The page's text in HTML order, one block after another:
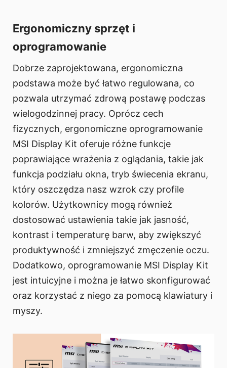
Ergonomiczny sprzęt i
oprogramowanie
Dobrze zaprojektowana, ergonomiczna
podstawa może być łatwo regulowana, co
pozwala utrzymać zdrową postawę podczas
wielogodzinnej pracy. Oprócz cech
fizycznych, ergonomiczne oprogramowanie
MSI Display Kit oferuje różne funkcje
poprawiające wrażenia z oglądania, takie jak
funkcja podziału okna, tryb świecenia ekranu,
który oszczędza nasz wzrok czy profile
kolorów. Użytkownicy mogą również
dostosować ustawienia takie jak jasność,
kontrast i temperaturę barw, aby zwiększyć
produktywność i zmniejszyć zmęczenie oczu.
Dodatkowo, oprogramowanie MSI Display Kit
jest intuicyjne i można je łatwo skonfigurować
oraz korzystać z niego za pomocą klawiatury i
myszy.